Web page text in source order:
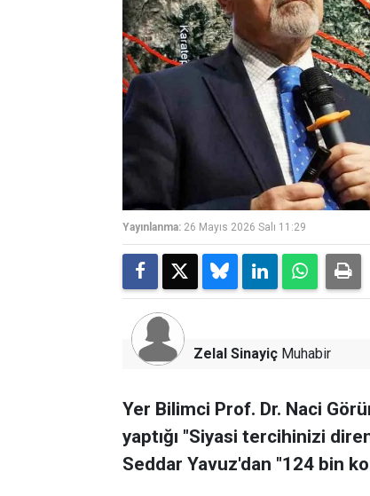
Yayınlanma: 26 Mayıs 2026 Salı 11:29
Zelal Sinayiç Muhabir
Yer Bilimci Prof. Dr. Naci
yaptığı "Siyasi tercihinizi
Seddar Yavuz'dan "124 bin